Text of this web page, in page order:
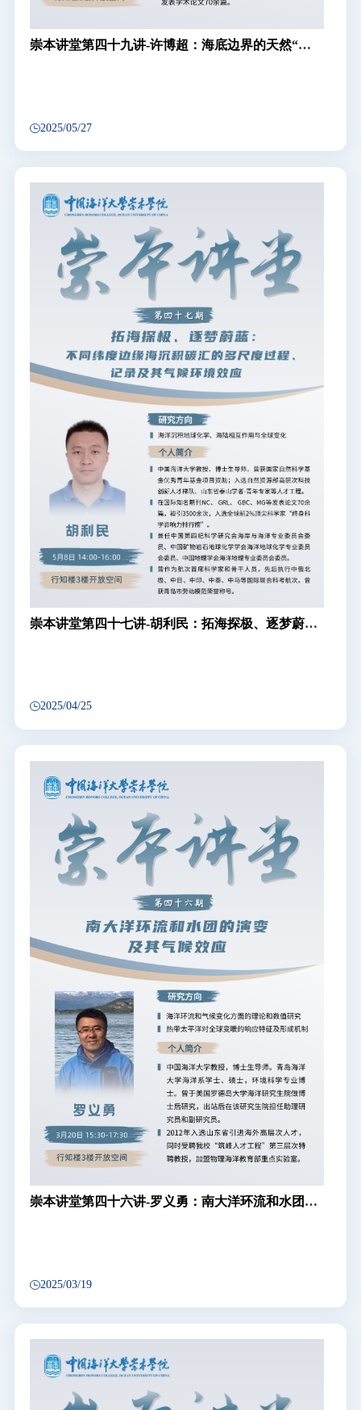
崇本讲堂第四十九讲-许博超：海底边界的天然“探
2025/05/27
崇本讲堂第四十七讲-胡利民：拓海探极、逐梦蔚
2025/04/25
崇本讲堂第四十六讲-罗义勇：南大洋环流和水团的
2025/03/19